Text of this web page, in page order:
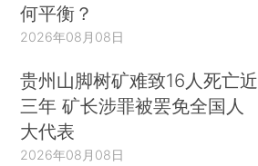
何平衡？
2026年08月08日
贵州山脚树矿难致16人死亡近
三年 矿长涉罪被罢免全国人
大代表
2026年08月08日